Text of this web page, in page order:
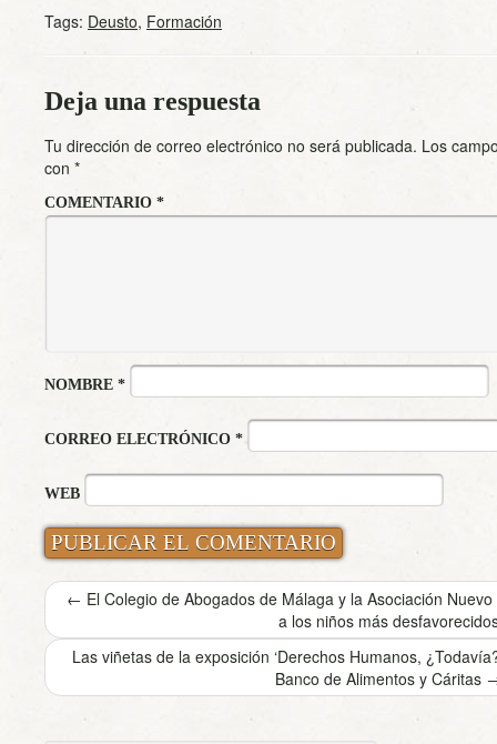
Tags: Deusto, Formación
Deja una respuesta
Tu dirección de correo electrónico no será publicada. Los
con *
COMENTARIO *
NOMBRE *
CORREO ELECTRÓNICO *
WEB
← El Colegio de Abogados de Málaga y la Asociación
a los niños más
Las viñetas de la exposición ‘Derechos Humanos,
Banco de Alimentos y Cáritas